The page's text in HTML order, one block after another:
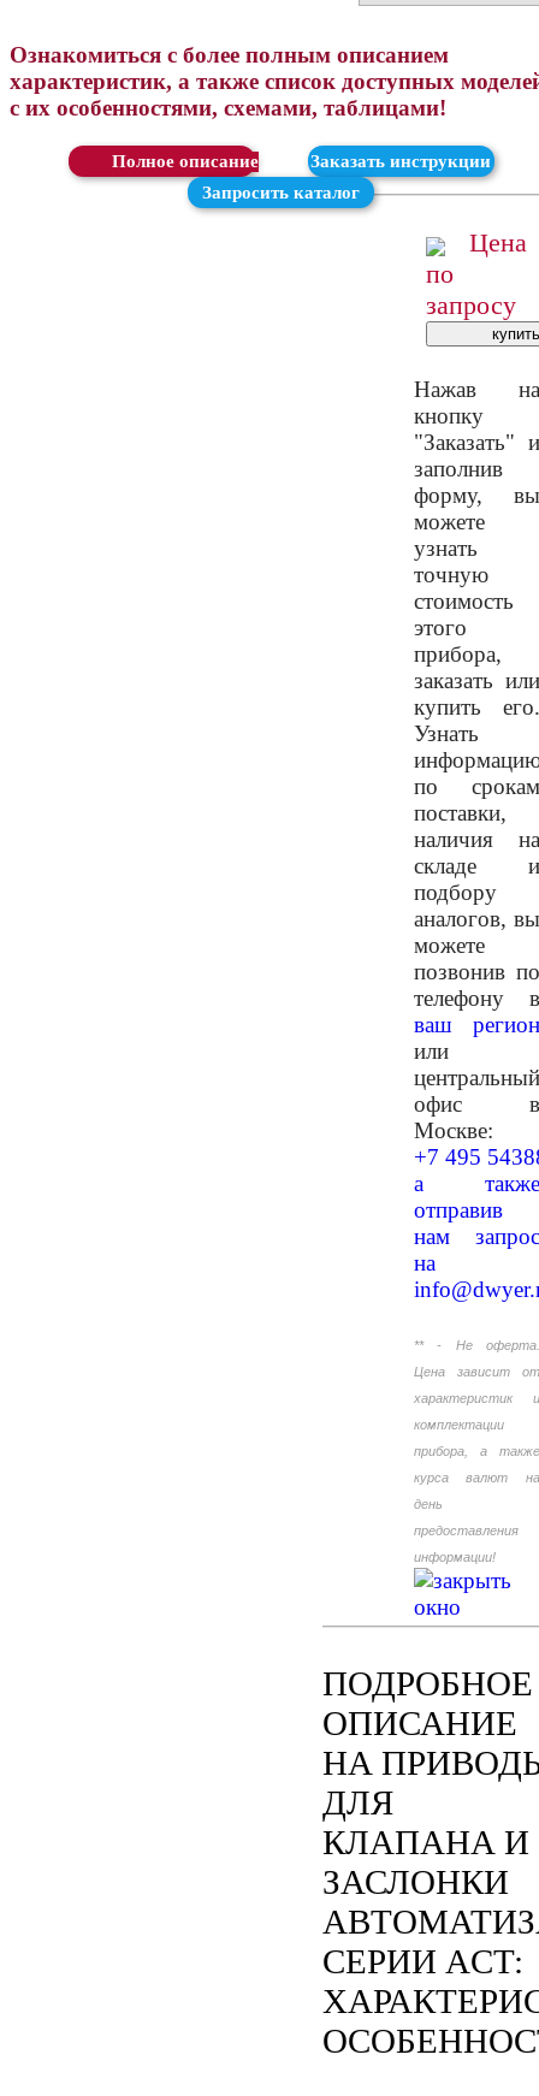
Ознакомиться с более полным описанием
характеристик, а также список доступных
с их особенностями, схемами, таблицами!
Скачать
Заказать инструкции
Запросить каталог
Цена
по
запросу
Нажав на
кнопку
"Заказать" и
заполнив
форму, вы
можете
узнать
точную
стоимость
этого
прибора,
заказать или
купить его.
Узнать
по срокам
поставки,
наличия на
складе и
подбору
аналогов, вы
можете
позвонив по
телефону в
ваш регион
или
центральный
офис в
Москве:
+7 495
а также
отправив
нам запрос
на
** - Не оферта.
Цена зависит от
характеристик и
комплектации
прибора, а также
курса валют на
день
предоставления
информации!
ПОДРОБНОЕ
ОПИСАНИЕ
НА
ДЛЯ
КЛАПАНА И
ЗАСЛОНКИ
СЕРИИ ACT: